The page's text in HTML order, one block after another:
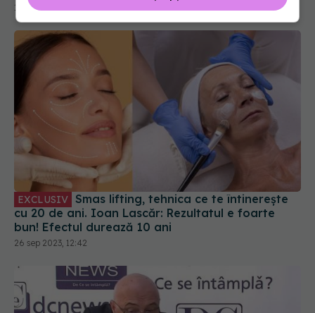
EXCLUSIV
cu 20 de ani. Ioan Lascăr: Rezultatul e foarte
bun! Efectul durează 10 ani
26 sep 2023, 12:42